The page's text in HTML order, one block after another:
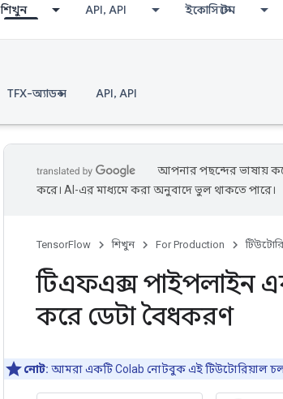
শিখুন API, API ইকোসিস্টেম
TFX-অ্যাডন্স API, API
আপনার পছন্দের ভাষায়
করে। AI-এর মাধ্যমে করা অনুবাদে ভুল থাকতে পারে।
TensorFlow শিখুন For Production
টিএফএক্স পাইপলাইন
করে ডেটা বৈধকরণ
নোট: আমরা একটি Colab নোটবুক এই টিউটোরিয়াল